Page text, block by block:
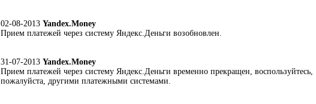
02-08-2013 Yandex.Money
Прием платежей через систему Яндекс.Деньги возобновлен.
31-07-2013 Yandex.Money
Прием платежей через систему Яндекс.Деньги временно прекращен, воспользуйтесь,
пожалуйста, другими платежными системами.